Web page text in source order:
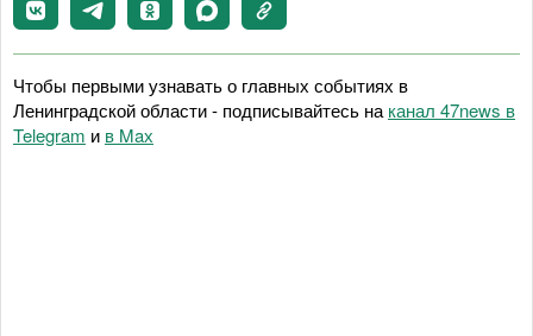
Чтобы первыми узнавать о главных событиях в
Ленинградской области - подписывайтесь на канал 47news в
Telegram и в Maх